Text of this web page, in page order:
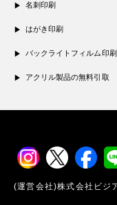
名刺印刷
はがき印刷
バックライトフィルム印刷
アクリル製品の無料引取
(運営会社)株式会社ビジ